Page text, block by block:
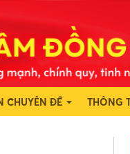
CHUYÊN ĐỀ THÔNG